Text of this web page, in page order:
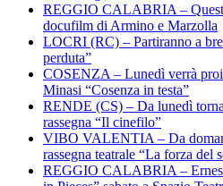
REGGIO CALABRIA –
docufilm di Armino e Marzolla
LOCRI (RC) – Partiranno a
perduta”
COSENZA – Lunedì verrà
Minasi “Cosenza in testa”
RENDE (CS) – Da lunedì
rassegna “Il cinefilo”
VIBO VALENTIA – Da
rassegna teatrale “La forza del
REGGIO CALABRIA –